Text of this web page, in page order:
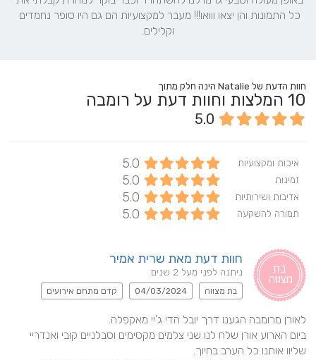
וקלילים.
חוות הדעת של Natalie הינה חלק מתוך
10 המלצות וחוות דעת על רומבה
5.0
איכות ומקצועיות 5.0
זמינות 5.0
אדיבות ושירותיות 5.0
תמורה להשקעה 5.0
חוות דעת מאת שרית אמיר
ניתנה לפני מעל 2 שנים
בת מצווה 04/03/2024 קדם מתחם אירועים